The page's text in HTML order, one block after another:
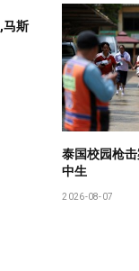
马斯
泰国校园枪
中生
2026-08-07